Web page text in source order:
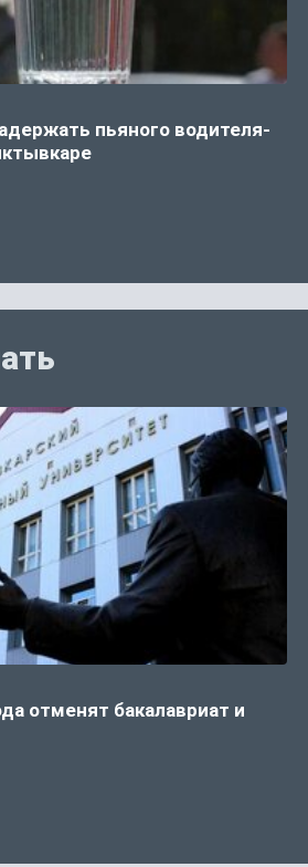
пьяного водителя-
отменят бакалавриат и